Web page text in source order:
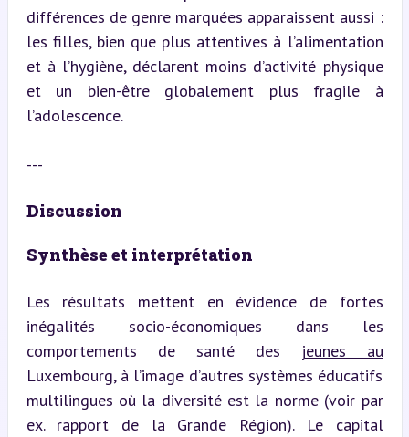
différences de genre marquées apparaissent aussi :
les filles, bien que plus attentives à l’alimentation
et à l’hygiène, déclarent moins d’activité physique
et un bien-être globalement plus fragile à
l’adolescence.
---
Discussion
Synthèse et interprétation
Les résultats mettent en évidence de fortes
inégalités socio-économiques dans les
comportements de santé des
jeunes au
Luxembourg, à l’image d’autres systèmes éducatifs
multilingues où la diversité est la norme (voir par
ex. rapport de la Grande Région). Le capital